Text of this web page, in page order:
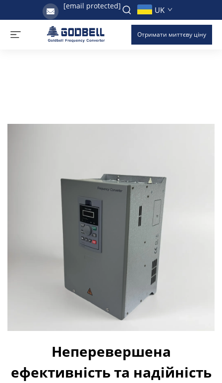
[email protected] UK
Отримати миттєву ціну
Неперевершена
ефективність та надійність